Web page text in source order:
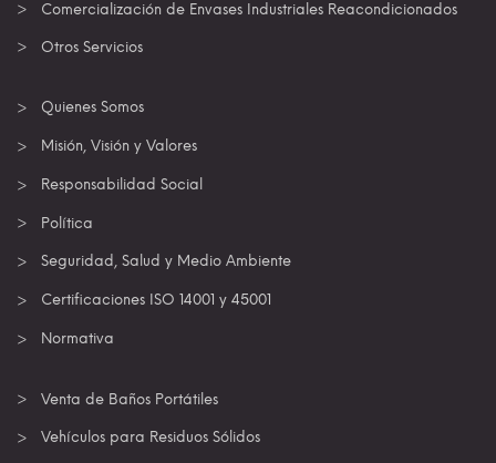
Comercialización de Envases Industriales Reacondicionados
Otros Servicios
Quienes Somos
Misión, Visión y Valores
Responsabilidad Social
Política
Seguridad, Salud y Medio Ambiente
Certificaciones ISO 14001 y 45001
Normativa
Venta de Baños Portátiles
Vehículos para Residuos Sólidos